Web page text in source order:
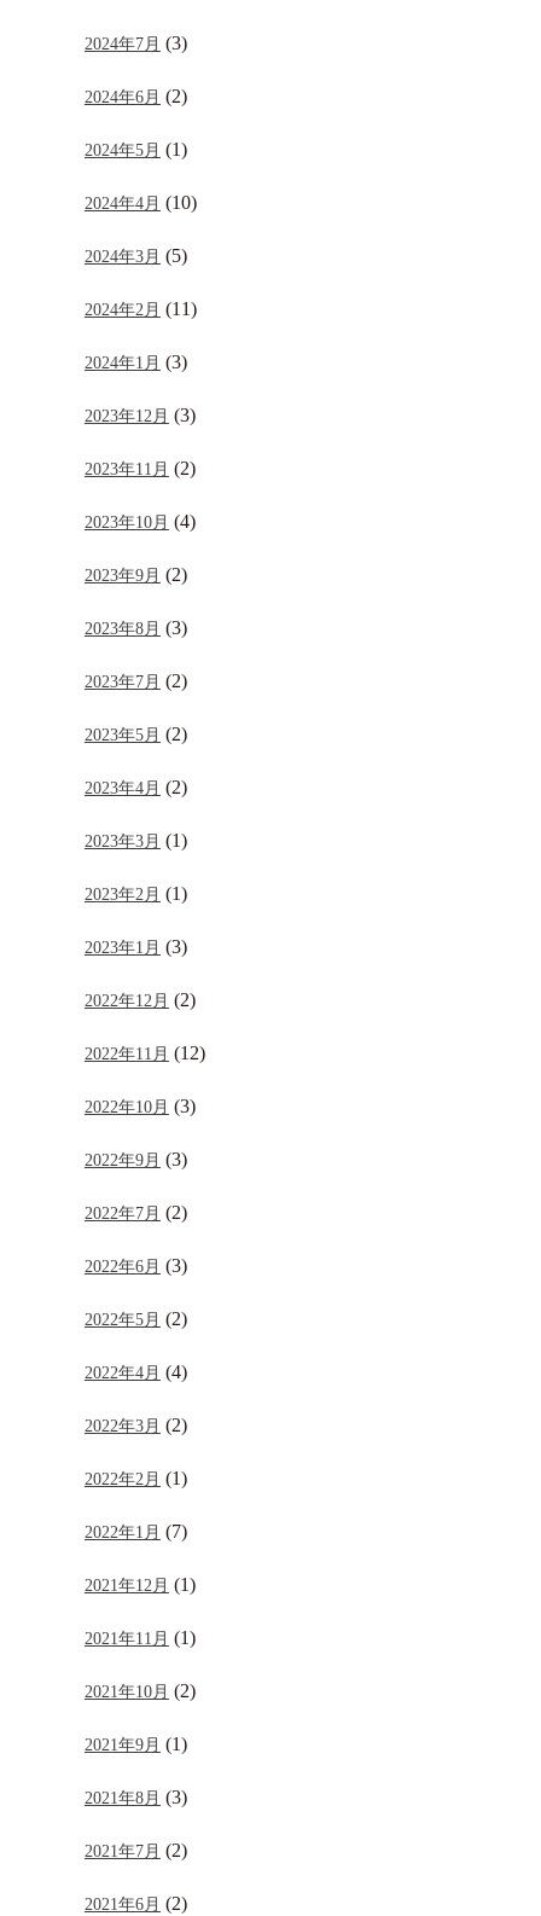
2024年7月 (3)
2024年6月 (2)
2024年5月 (1)
2024年4月 (10)
2024年3月 (5)
2024年2月 (11)
2024年1月 (3)
2023年12月 (3)
2023年11月 (2)
2023年10月 (4)
2023年9月 (2)
2023年8月 (3)
2023年7月 (2)
2023年5月 (2)
2023年4月 (2)
2023年3月 (1)
2023年2月 (1)
2023年1月 (3)
2022年12月 (2)
2022年11月 (12)
2022年10月 (3)
2022年9月 (3)
2022年7月 (2)
2022年6月 (3)
2022年5月 (2)
2022年4月 (4)
2022年3月 (2)
2022年2月 (1)
2022年1月 (7)
2021年12月 (1)
2021年11月 (1)
2021年10月 (2)
2021年9月 (1)
2021年8月 (3)
2021年7月 (2)
2021年6月 (2)